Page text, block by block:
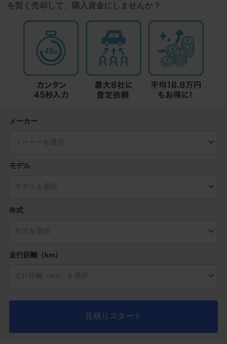
を賢く売却して、購入資金にしませんか？
メーカー
モデル
年式
走行距離（km）
見積りスタート